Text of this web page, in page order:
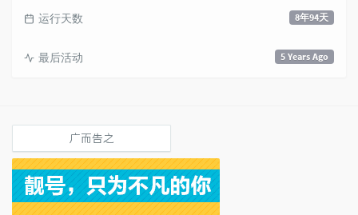
8年94天
运行天数
5 Years Ago
最后活动
广而告之